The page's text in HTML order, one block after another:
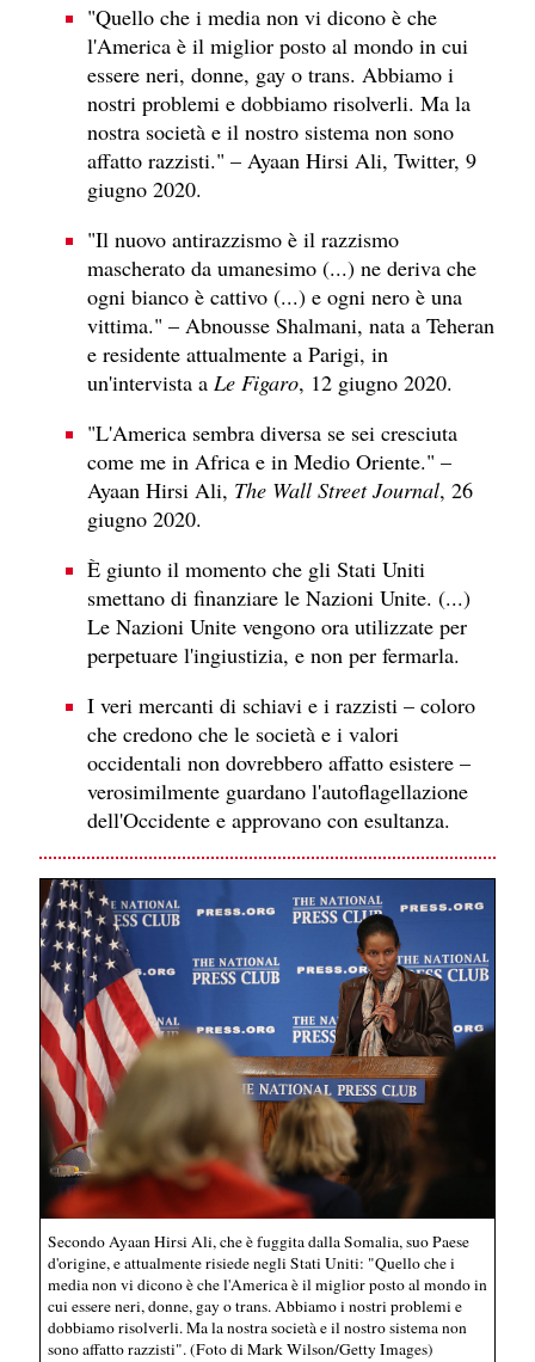
"Quello che i media non vi dicono è che
l'America è il miglior posto al mondo in cui
essere neri, donne, gay o trans. Abbiamo i
nostri problemi e dobbiamo risolverli. Ma la
nostra società e il nostro sistema non sono
affatto razzisti." – Ayaan Hirsi Ali, Twitter, 9
giugno 2020.
"Il nuovo antirazzismo è il razzismo
mascherato da umanesimo (...) ne deriva che
ogni bianco è cattivo (...) e ogni nero è una
vittima." – Abnousse Shalmani, nata a Teheran
e residente attualmente a Parigi, in
un'intervista a Le Figaro, 12 giugno 2020.
"L'America sembra diversa se sei cresciuta
come me in Africa e in Medio Oriente." –
Ayaan Hirsi Ali, The Wall Street Journal, 26
giugno 2020.
È giunto il momento che gli Stati Uniti
smettano di finanziare le Nazioni Unite. (...)
Le Nazioni Unite vengono ora utilizzate per
perpetuare l'ingiustizia, e non per fermarla.
I veri mercanti di schiavi e i razzisti – coloro
che credono che le società e i valori
occidentali non dovrebbero affatto esistere –
verosimilmente guardano l'autoflagellazione
dell'Occidente e approvano con esultanza.
Secondo Ayaan Hirsi Ali, che è fuggita dalla Somalia, suo Paese
d'origine, e attualmente risiede negli Stati Uniti: "Quello che i
media non vi dicono è che l'America è il miglior posto al mondo in
cui essere neri, donne, gay o trans. Abbiamo i nostri problemi e
dobbiamo risolverli. Ma la nostra società e il nostro sistema non
sono affatto razzisti". (Foto di Mark Wilson/Getty Images)